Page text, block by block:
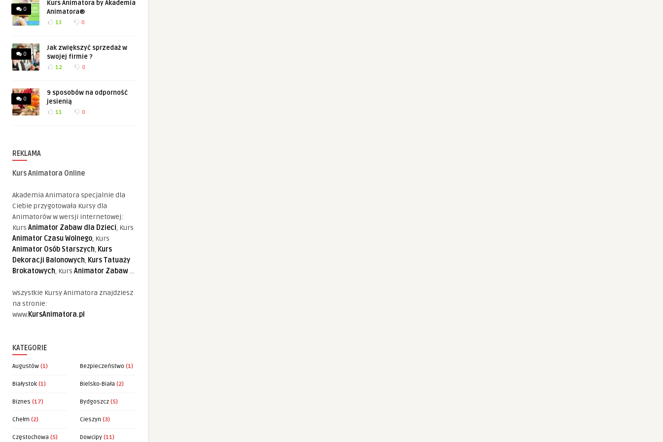
0
Kurs Animatora by Akademia
Animatora®
13 0
0
Jak zwiększyć sprzedaż w
swojej firmie ?
12 0
0
9 sposobów na odporność
jesienią
11 0
REKLAMA
Kurs Animatora Online
Akademia Animatora specjalnie dla
Ciebie przygotowała Kursy dla
Animatorów w wersji internetowej:
Kurs Animator Zabaw dla Dzieci, Kurs
Animator Czasu Wolnego, Kurs
Animator Osób Starszych, Kurs
Dekoracji Balonowych, Kurs Tatuaży
Brokatowych, Kurs Animator Zabaw...
Wszystkie Kursy Animatora znajdziesz
na stronie:
www.KursAnimatora.pl
KATEGORIE
Augustów (1) Bezpieczeństwo (1)
Białystok (1) Bielsko-Biała (2)
Biznes (17) Bydgoszcz (5)
Chełm (2) Cieszyn (3)
Częstochowa (5) Dowcipy (11)